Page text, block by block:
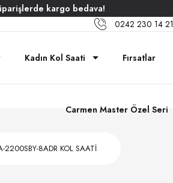
kargo bedava!
0242 230 14 21
Kadın Kol Saati Fırsatlar
Carmen Master Özel Seri
2200SBY-8ADR KOL SAATİ